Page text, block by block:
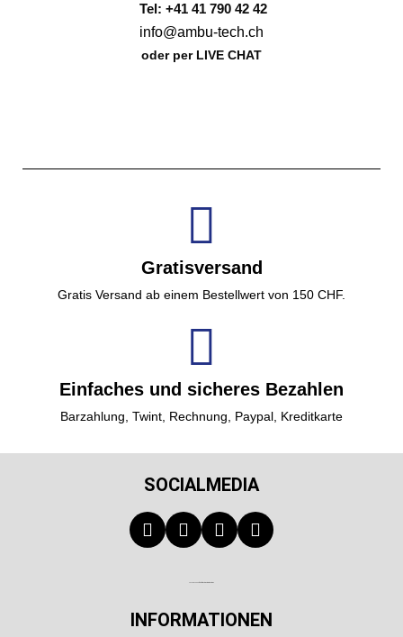
Tel: +41 41 790 42 42
info@ambu-tech.ch
oder per LIVE CHAT
Gratisversand
Gratis Versand ab einem Bestellwert von 150 CHF.
Einfaches und sicheres Bezahlen
Barzahlung, Twint, Rechnung, Paypal, Kreditkarte
SOCIALMEDIA
INFORMATIONEN